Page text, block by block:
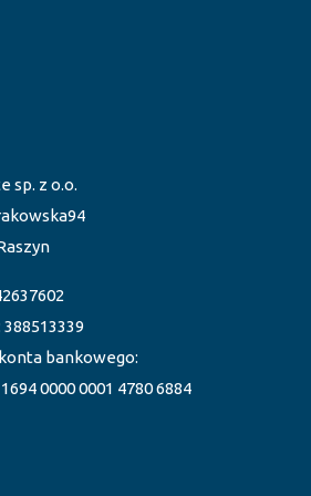
sp. z o.o.
388513339
bankowego:
0000 0001 4780 6884